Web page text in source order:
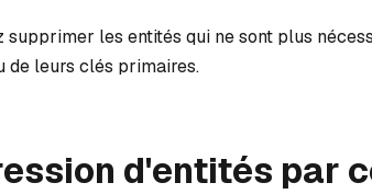
supprimer les entités qui ne sont plus
de leurs clés primaires.
d'entités par